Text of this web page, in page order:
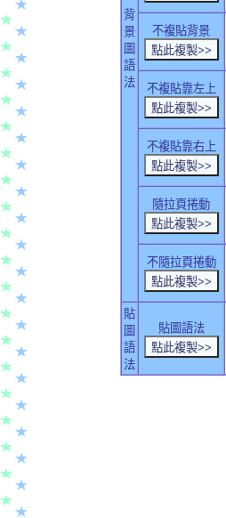
背
景
圖
語
法
不複貼背景
不複貼靠左上
不複貼靠右上
隨拉頁捲動
不隨拉頁捲動
貼
圖
語
法
貼圖語法